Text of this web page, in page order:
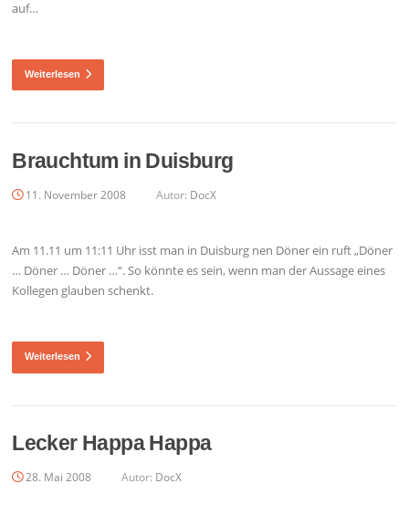
auf…
Weiterlesen
Brauchtum in Duisburg
11. November 2008 Autor: DocX
Am 11.11 um 11:11 Uhr isst man in Duisburg nen Döner ein ruft „Döner
… Döner … Döner …“. So könnte es sein, wenn man der Aussage eines
Kollegen glauben schenkt.
Weiterlesen
Lecker Happa Happa
28. Mai 2008 Autor: DocX